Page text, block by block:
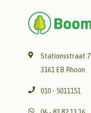
Stationsstraat 7
3161 EB Rhoon
010 - 5011151